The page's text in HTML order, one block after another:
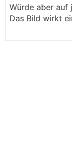
Würde aber auf
Das Bild wirkt